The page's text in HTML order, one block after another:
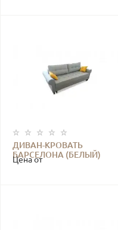
ДИВАН-КРОВАТЬ
БАРСЕЛОНА (БЕЛЫЙ)
Цена от